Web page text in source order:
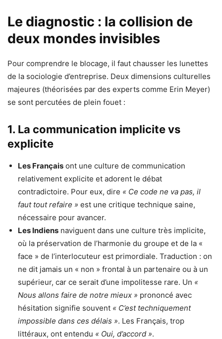
Le diagnostic : la collision de
deux mondes invisibles
Pour comprendre le blocage, il faut chausser les lunettes
de la sociologie d’entreprise. Deux dimensions culturelles
majeures (théorisées par des experts comme Erin Meyer)
se sont percutées de plein fouet :
1. La communication implicite vs
explicite
Les Français ont une culture de communication
relativement explicite et adorent le débat
contradictoire. Pour eux, dire « Ce code ne va pas, il
faut tout refaire » est une critique technique saine,
nécessaire pour avancer.
Les Indiens naviguent dans une culture très implicite,
où la préservation de l’harmonie du groupe et de la «
face » de l’interlocuteur est primordiale. Traduction : on
ne dit jamais un « non » frontal à un partenaire ou à un
supérieur, car ce serait d’une impolitesse rare. Un «
Nous allons faire de notre mieux » prononcé avec
hésitation signifie souvent « C’est techniquement
impossible dans ces délais ». Les Français, trop
littéraux, ont entendu « Oui, d’accord ».